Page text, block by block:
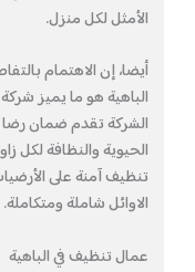
الأمثل لكل منزل.
أيضا، إن الاهتمام
الباهية هو ما يميز
الشركة تقدم ضمان رضا
الحيوية والنظافة لكل
تنظيف آمنة على
الاوائل شاملة ومتكاملة.
عمال تنظيف في الباهية